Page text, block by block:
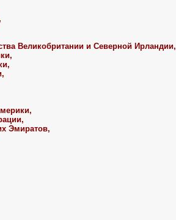
Великобритании и Северной Ирландии,
Эмиратов,